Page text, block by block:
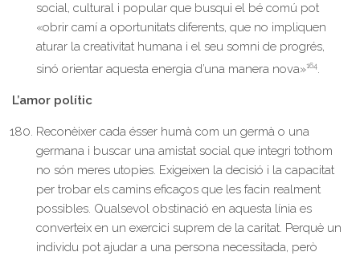
social, cultural i popular que busqui el bé comú pot
«obrir camí a oportunitats diferents, que no impliquen
aturar la creativitat humana i el seu somni de progrés,
sinó orientar aquesta energia d’una manera nova»164.
L’amor polític
Reconèixer cada ésser humà com un germà o una
germana i buscar una amistat social que integri tothom
no són meres utopies. Exigeixen la decisió i la capacitat
per trobar els camins eficaços que les facin realment
possibles. Qualsevol obstinació en aquesta línia es
converteix en un exercici suprem de la caritat. Perquè un
individu pot ajudar a una persona necessitada, però